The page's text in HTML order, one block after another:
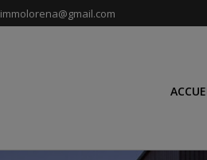
immolorena@gmail.com